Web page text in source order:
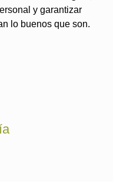
y garantizar
lo buenos que son.